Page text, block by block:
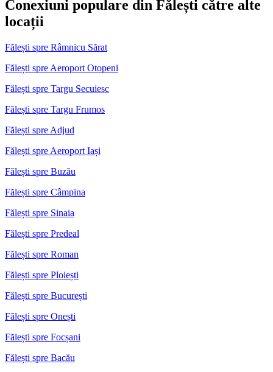
Conexiuni populare din Fălești către alte
locații
Fălești spre Râmnicu Sărat
Fălești spre Aeroport Otopeni
Fălești spre Targu Secuiesc
Fălești spre Targu Frumos
Fălești spre Adjud
Fălești spre Aeroport Iași
Fălești spre Buzău
Fălești spre Câmpina
Fălești spre Sinaia
Fălești spre Predeal
Fălești spre Roman
Fălești spre Ploiești
Fălești spre București
Fălești spre Onești
Fălești spre Focșani
Fălești spre Bacău